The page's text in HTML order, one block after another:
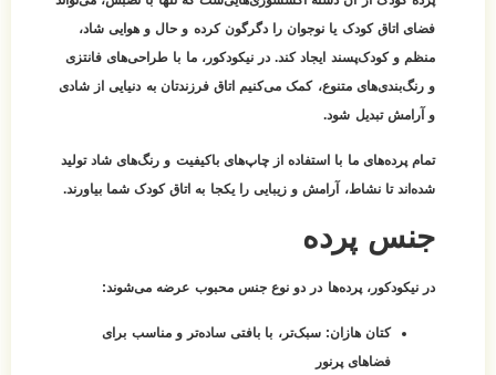
فضای اتاق کودک یا نوجوان را دگرگون کرده و حال و هوایی شاد،
منظم و کودک‌پسند ایجاد کند. در نیکودکور، ما با طراحی‌های فانتزی
و رنگ‌بندی‌های متنوع، کمک می‌کنیم اتاق فرزندتان به دنیایی از شادی
و آرامش تبدیل شود.
تمام پرده‌های ما با استفاده از چاپ‌های باکیفیت و رنگ‌های شاد تولید
شده‌اند تا نشاط، آرامش و زیبایی را یکجا به اتاق کودک شما بیاورند.
جنس پرده
در نیکودکور، پرده‌ها در دو نوع جنس محبوب عرضه می‌شوند:
کتان هازان: سبک‌تر، با بافتی ساده‌تر و مناسب برای
فضاهای پرنور